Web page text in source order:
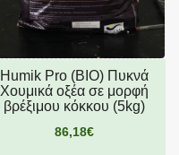
Humik Pro (ΒΙΟ) Πυκνά
Χουμικά οξέα σε μορφή
βρέξιμου κόκκου (5kg)
86,18€